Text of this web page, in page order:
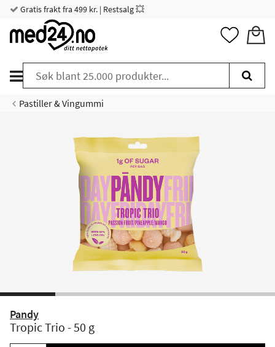
Gratis frakt fra 499 kr. | Restsalg 💥
Pastiller & Vingummi
Pandy
Tropic Trio - 50 g